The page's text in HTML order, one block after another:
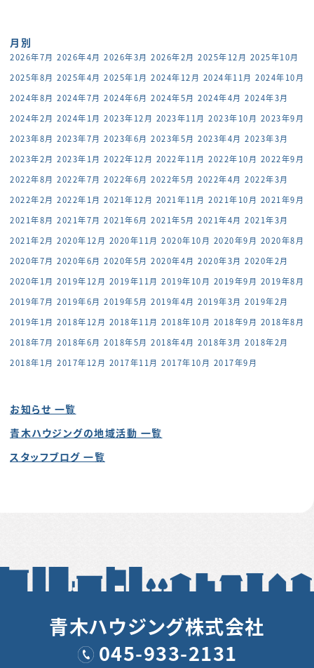
月別
2026年7月 2026年4月 2026年3月 2026年2月 2025年12月 2025年10月
2025年8月 2025年4月 2025年1月 2024年12月 2024年11月 2024年10月
2024年8月 2024年7月 2024年6月 2024年5月 2024年4月 2024年3月
2024年2月 2024年1月 2023年12月 2023年11月 2023年10月 2023年9月
2023年8月 2023年7月 2023年6月 2023年5月 2023年4月 2023年3月
2023年2月 2023年1月 2022年12月 2022年11月 2022年10月 2022年9月
2022年8月 2022年7月 2022年6月 2022年5月 2022年4月 2022年3月
2022年2月 2022年1月 2021年12月 2021年11月 2021年10月 2021年9月
2021年8月 2021年7月 2021年6月 2021年5月 2021年4月 2021年3月
2021年2月 2020年12月 2020年11月 2020年10月 2020年9月 2020年8月
2020年7月 2020年6月 2020年5月 2020年4月 2020年3月 2020年2月
2020年1月 2019年12月 2019年11月 2019年10月 2019年9月 2019年8月
2019年7月 2019年6月 2019年5月 2019年4月 2019年3月 2019年2月
2019年1月 2018年12月 2018年11月 2018年10月 2018年9月 2018年8月
2018年7月 2018年6月 2018年5月 2018年4月 2018年3月 2018年2月
2018年1月 2017年12月 2017年11月 2017年10月 2017年9月
お知らせ 一覧
青木ハウジングの地域活動 一覧
スタッフブログ 一覧
青木ハウジング株式会社
045-933-2131